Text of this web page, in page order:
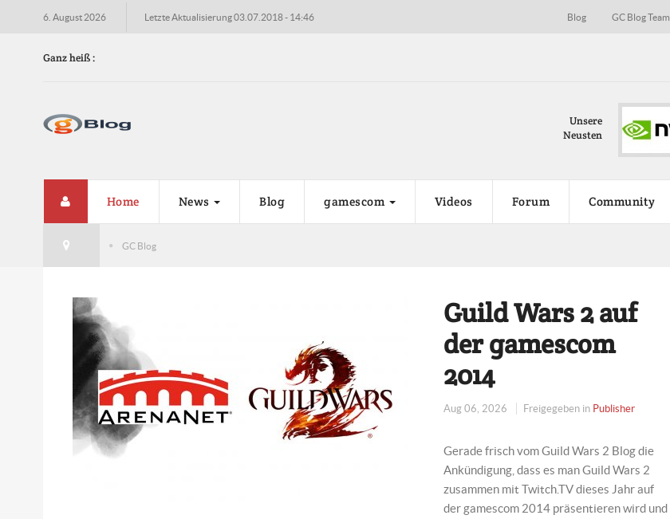
6. August 2026 Letzte Aktualisierung 03.07.2018 - 14:46 Blog GC Blog Team
Ganz heiß :
Unsere
Neusten
Die neue Grafikkartengeneration von Nvidia, genannt Turing,
Home News Blog gamescom Videos Forum Community
GC Blog
Guild Wars 2 auf
der gamescom
2014
Aug 06, 2026 Freigegeben in Publisher
Gerade frisch vom Guild Wars 2 Blog die
Ankündigung, dass es man Guild Wars 2
zusammen mit Twitch.TV dieses Jahr auf
der gamescom 2014 präsentieren wird und